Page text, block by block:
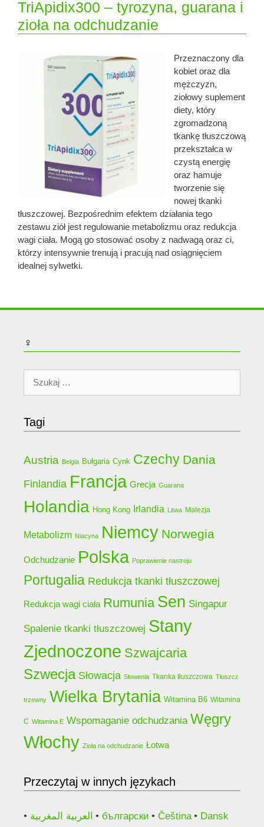
TriApidix300 – tyrozyna, guarana i
zioła na odchudzanie
Przeznaczony dla
kobiet oraz dla
mężczyzn,
ziołowy suplement
diety, który
zgromadzoną
tkankę tłuszczową
przekształca w
czystą energię
oraz hamuje
tworzenie się
nowej tkanki
tłuszczowej. Bezpośrednim efektem działania tego
zestawu ziół jest regulowanie metabolizmu oraz redukcja
wagi ciała. Mogą go stosować osoby z nadwagą oraz ci,
którzy intensywnie trenują i pracują nad osiągnięciem
idealnej sylwetki.
♀
Szukaj:
Tagi
Austria Belgia Bułgaria Cynk Czechy Dania
Finlandia Francja Grecja Guarana
Holandia Hong Kong Irlandia Litwa Malezja
Metabolizm Niacyna Niemcy Norwegia
Odchudzanie Polska Poprawienie nastroju
Portugalia Redukcja tkanki tłuszczowej
Redukcja wagi ciała Rumunia Sen Singapur
Spalenie tkanki tłuszczowej Stany
Zjednoczone Szwajcaria
Szwecja Słowacja Słowenia Tkanka tłuszczowa Tłuszcz
trzewny Wielka Brytania Witamina B6 Witamina
C Witamina E Wspomaganie odchudzania Węgry
Włochy Zioła na odchudzanie Łotwa
Przeczytaj w innych językach
العربية المغربية български Čeština
Dansk